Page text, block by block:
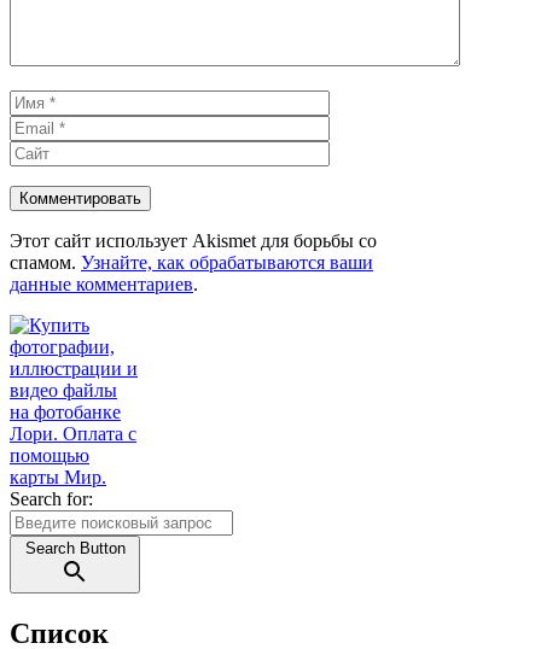
Имя
Этот сайт использует Akismet для борьбы со
спамом. Узнайте, как обрабатываются ваши
данные комментариев.
Search for:
Search Button
Список